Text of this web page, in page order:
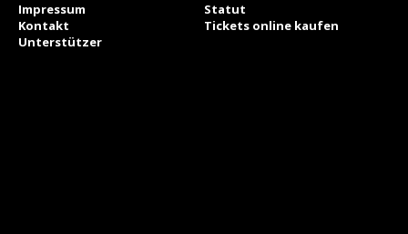
Impressum
Statut
Kontakt
Tickets online kaufen
Unterstützer